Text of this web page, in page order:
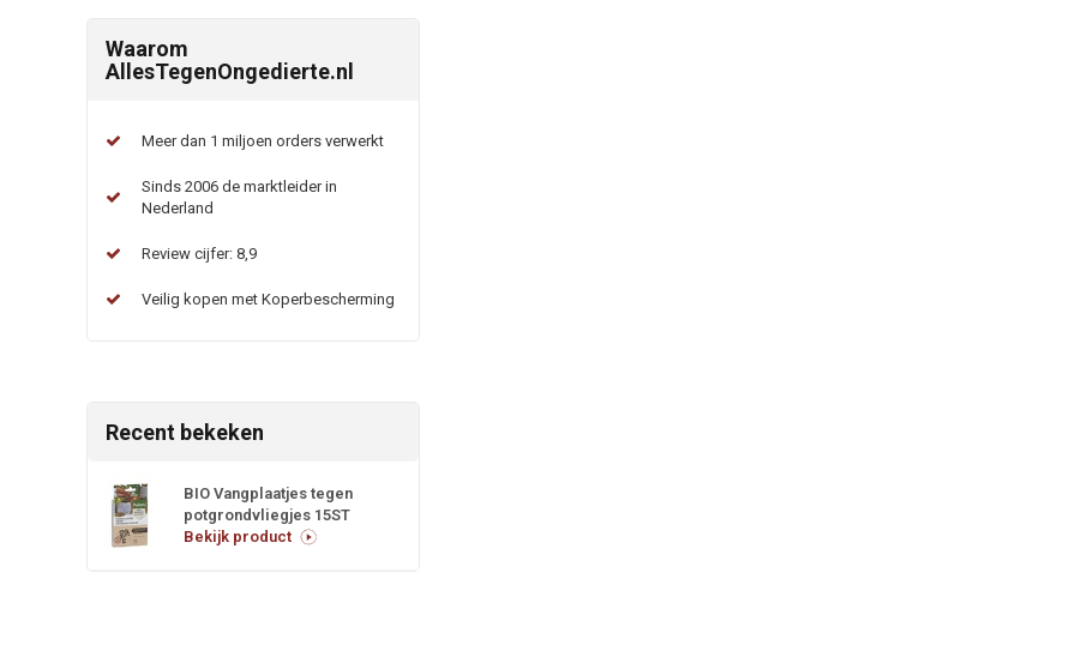
Waarom
AllesTegenOngedierte.nl
Meer dan 1 miljoen orders verwerkt
Sinds 2006 de marktleider in
Nederland
Review cijfer: 8,9
Veilig kopen met Koperbescherming
Recent bekeken
BIO Vangplaatjes tegen
potgrondvliegjes 15ST
Bekijk product